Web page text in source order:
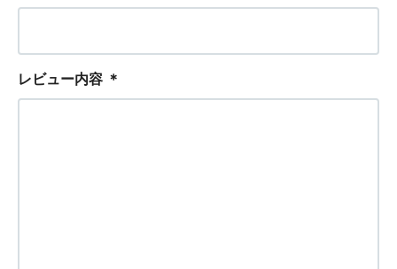
レビュー内容 ＊